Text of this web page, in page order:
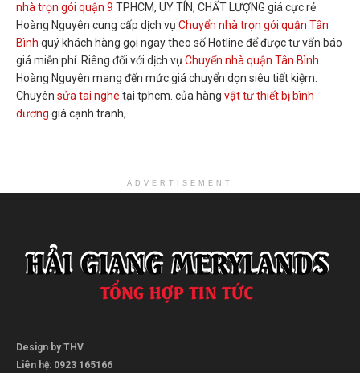
nhà trọn gói quận 9 TPHCM, UY TÍN, CHẤT LƯỢNG giá cực rẻ
Hoàng Nguyên cung cấp dịch vụ Chuyển nhà trọn gói quận Tân
Bình quý khách hàng gọi ngay theo số Hotline để được tư vấn báo
giá miễn phí. Riêng đối với dịch vụ Chuyển nhà quận Tân Bình
Hoàng Nguyên mang đến mức giá chuyển dọn siêu tiết kiệm.
Chuyên sửa tai nghe tại tphcm. của hàng vật tư thiết bị bình
dương giá cạnh tranh,
ADVERTISEMENT
Design by THV
Liên hệ: 0923 165166